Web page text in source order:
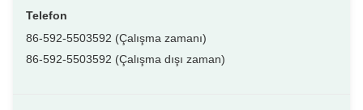
Telefon
86-592-5503592 (Çalışma zamanı)
86-592-5503592 (Çalışma dışı zaman)